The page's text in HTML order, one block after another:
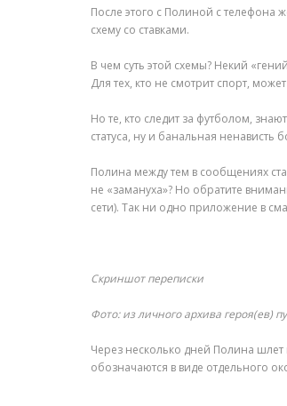
После этого с Полиной с телефона
схему со ставками.
В чем суть этой схемы? Некий
Для тех, кто не смотрит спорт,
Но те, кто следит за футболом,
статуса, ну и банальная ненависть
Полина между тем в сообщениях
не «замануха»? Но обратите
сети). Так ни одно приложение в
Скриншот переписки
Фото: из личного архива героя(ев)
Через несколько дней Полина
обозначаются в виде отдельного